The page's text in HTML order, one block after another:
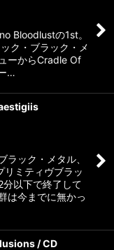
Bloodlustの1st。
ク・ブラック・メ
ーからCradle Of
…
ラック・メタル、
ミティヴブラッ
以下で終了して
は今までに無かっ
/ CD